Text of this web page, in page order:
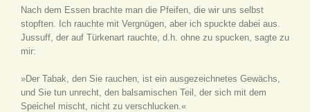
Nach dem Essen brachte man die Pfeifen, die wir uns selbst
stopften. Ich rauchte mit Vergnügen, aber ich spuckte dabei aus.
Jussuff, der auf Türkenart rauchte, d.h. ohne zu spucken, sagte zu
mir:
»Der Tabak, den Sie rauchen, ist ein ausgezeichnetes Gewächs,
und Sie tun unrecht, den balsamischen Teil, der sich mit dem
Speichel mischt, nicht zu verschlucken.«